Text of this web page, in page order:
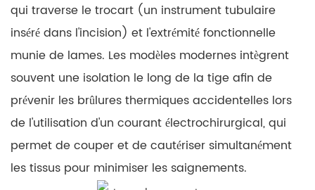
qui traverse le trocart (un instrument tubulaire
inséré dans l'incision) et l'extrémité fonctionnelle
munie de lames. Les modèles modernes intègrent
souvent une isolation le long de la tige afin de
prévenir les brûlures thermiques accidentelles lors
de l'utilisation d'un courant électrochirurgical, qui
permet de couper et de cautériser simultanément
les tissus pour minimiser les saignements.